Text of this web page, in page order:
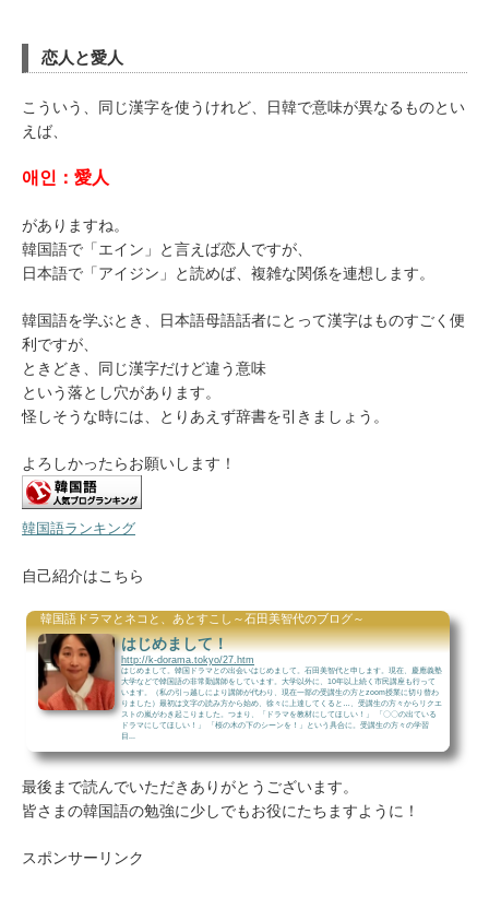
恋人と愛人
こういう、同じ漢字を使うけれど、日韓で意味が異なるものとい
えば、
애인：愛人
がありますね。
韓国語で「エイン」と言えば恋人ですが、
日本語で「アイジン」と読めば、複雑な関係を連想します。
韓国語を学ぶとき、日本語母語話者にとって漢字はものすごく便
利ですが、
ときどき、同じ漢字だけど違う意味
という落とし穴があります。
怪しそうな時には、とりあえず辞書を引きましょう。
よろしかったらお願いします！
韓国語ランキング
自己紹介はこちら
韓国語ドラマとネコと、あとすこし～石田美智代のブログ～
はじめまして！
http://k-dorama.tokyo/27.htm
はじめまして。韓国ドラマとの出会いはじめまして。石田美智代と申します。現在、慶應義塾
大学などで韓国語の非常勤講師をしています。大学以外に、10年以上続く市民講座も行って
います。（私の引っ越しにより講師が代わり、現在一部の受講生の方とzoom授業に切り替わ
りました）最初は文字の読み方から始め、徐々に上達してくると…、受講生の方々からリクエ
ストの嵐がわき起こりました。つまり、「ドラマを教材にしてほしい！」 「〇〇の出ている
ドラマにしてほしい！」 「桜の木の下のシーンを！」という具合に。受講生の方々の学習
目...
最後まで読んでいただきありがとうございます。
皆さまの韓国語の勉強に少しでもお役にたちますように！
スポンサーリンク